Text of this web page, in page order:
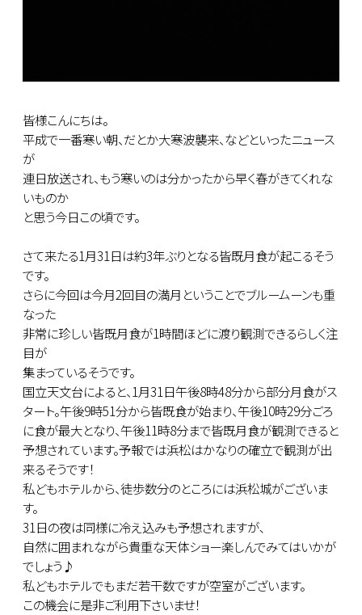
皆様こんにちは。
平成で一番寒い朝、だとか大寒波襲来、などといったニュース
が
連日放送され、もう寒いのは分かったから早く春がきてくれな
いものか
と思う今日この頃です。
さて来たる1月31日は約3年ぶりとなる皆既月食が起こるそう
です。
さらに今回は今月2回目の満月ということでブルームーンも重
なった
非常に珍しい皆既月食が1時間ほどに渡り観測できるらしく注
目が
集まっているそうです。
国立天文台によると、1月31日午後8時48分から部分月食がス
タート。午後9時51分から皆既食が始まり、午後10時29分ごろ
に食が最大となり、午後11時8分まで皆既月食が観測できると
予想されています。予報では浜松はかなりの確立で観測が出
来るそうです！
私どもホテルから、徒歩数分のところには浜松城がございま
す。
31日の夜は同様に冷え込みも予想されますが､
自然に囲まれながら貴重な天体ショー楽しんでみてはいかが
でしょう♪
私どもホテルでもまだ若干数ですが空室がございます。
この機会に是非ご利用下さいませ！